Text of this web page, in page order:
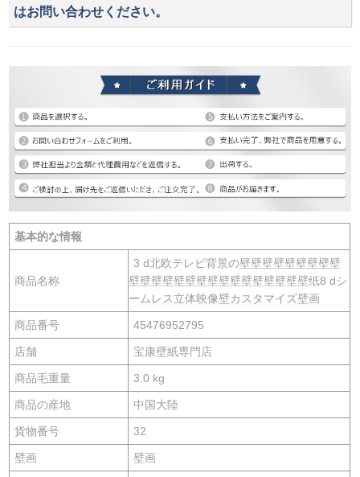
はお問い合わせください。
基本的な情報
商品名称
3 d北欧テレビ背景の壁壁壁壁壁壁壁壁壁
壁壁壁壁壁壁壁壁壁壁壁壁壁壁壁壁纸8 dシ
ームレス立体映像壁カスタマイズ壁画
商品番号 45476952795
店舗 宝康壁紙専門店
商品毛重量 3.0 kg
商品の産地 中国大陸
貨物番号 32
壁画 壁画